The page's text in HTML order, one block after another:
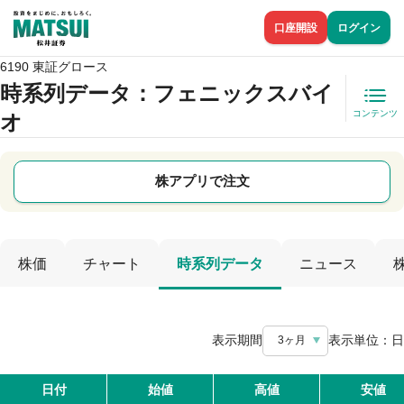
口座開設 ログイン
6190 東証グロース
時系列データ ：フェニックスバイ
オ
コンテンツ
株アプリで注文
株価 チャート 時系列データ ニュース
表示期間 3ヶ月 表示単位： 日
日付 始値 高値 安値